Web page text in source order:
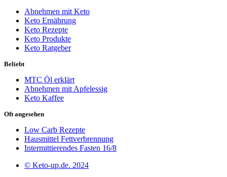
Abnehmen mit Keto
Keto Ernährung
Keto Rezepte
Keto Produkte
Keto Ratgeber
Beliebt
MTC Öl erklärt
Abnehmen mit Apfelessig
Keto Kaffee
Oft angesehen
Low Carb Rezepte
Hausmittel Fettverbrennung
Intermittierendes Fasten 16/8
© Keto-up.de. 2024